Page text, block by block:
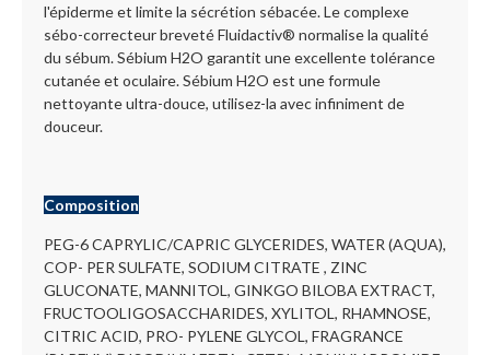
l'épiderme et limite la sécrétion sébacée. Le complexe
sébo-correcteur breveté Fluidactiv® normalise la qualité
du sébum. Sébium H2O garantit une excellente tolérance
cutanée et oculaire. Sébium H2O est une formule
nettoyante ultra-douce, utilisez-la avec infiniment de
douceur.
Composition
PEG-6 CAPRYLIC/CAPRIC GLYCERIDES, WATER (AQUA),
COP- PER SULFATE, SODIUM CITRATE , ZINC
GLUCONATE, MANNITOL, GINKGO BILOBA EXTRACT,
FRUCTOOLIGOSACCHARIDES, XYLITOL, RHAMNOSE,
CITRIC ACID, PRO- PYLENE GLYCOL, FRAGRANCE